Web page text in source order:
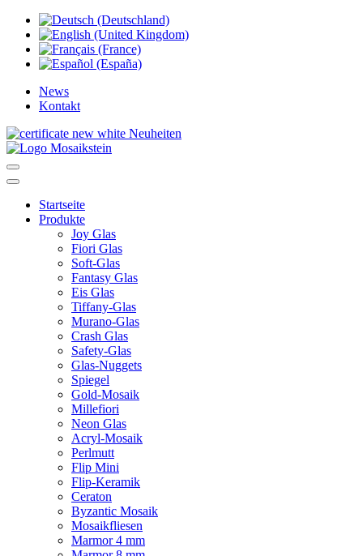
News
Kontakt
Neuheiten
Startseite
Produkte
Joy Glas
Fiori Glas
Soft-Glas
Fantasy Glas
Eis Glas
Tiffany-Glas
Murano-Glas
Crash Glas
Safety-Glas
Glas-Nuggets
Spiegel
Gold-Mosaik
Millefiori
Neon Glas
Acryl-Mosaik
Perlmutt
Flip Mini
Flip-Keramik
Ceraton
Byzantic Mosaik
Mosaikfliesen
Marmor 4 mm